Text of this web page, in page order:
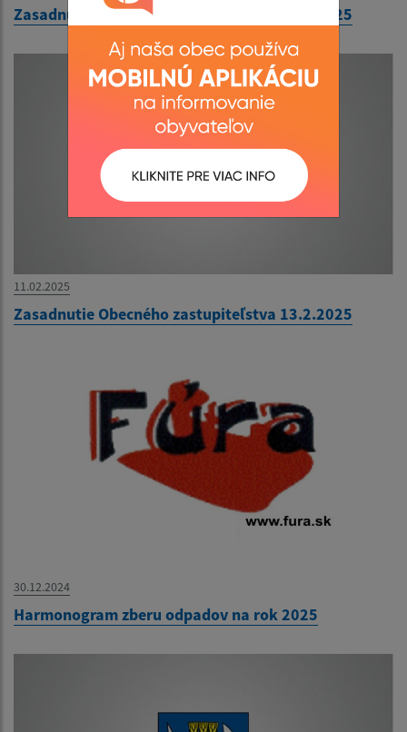
Zasadnutie Obecného zastupiteľstva 18.3.2025
11.02.2025
Zasadnutie Obecného zastupiteľstva 13.2.2025
30.12.2024
Harmonogram zberu odpadov na rok 2025